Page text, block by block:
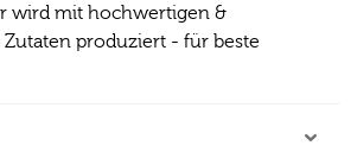
wird mit hochwertigen &
produziert - für beste